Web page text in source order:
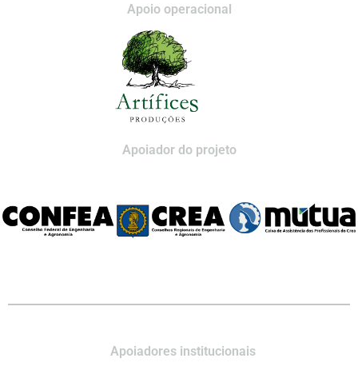
Apoio operacional
Apoiador do projeto
Apoiadores institucionais